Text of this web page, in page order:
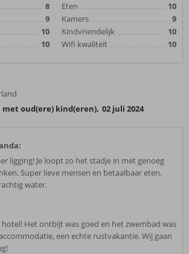
8
9
10
10
Eten
10
Kamers
9
Kindvriendelijk
10
Wifi kwaliteit
10
met oud(ere) kind(eren), 02 juli 2024
ligging! Je loopt zo het stadje in met genoeg
Super lieve mensen en betaalbaar eten.
water.
Het ontbijt was goed en het zwembad was
een echte rustvakantie. Wij gaan